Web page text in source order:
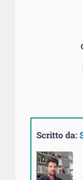
Scritto da: